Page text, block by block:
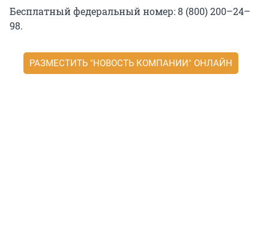
Бесплатный федеральный номер: 8 (800) 200–24–
98.
РАЗМЕСТИТЬ "НОВОСТЬ КОМПАНИИ" ОНЛАЙН